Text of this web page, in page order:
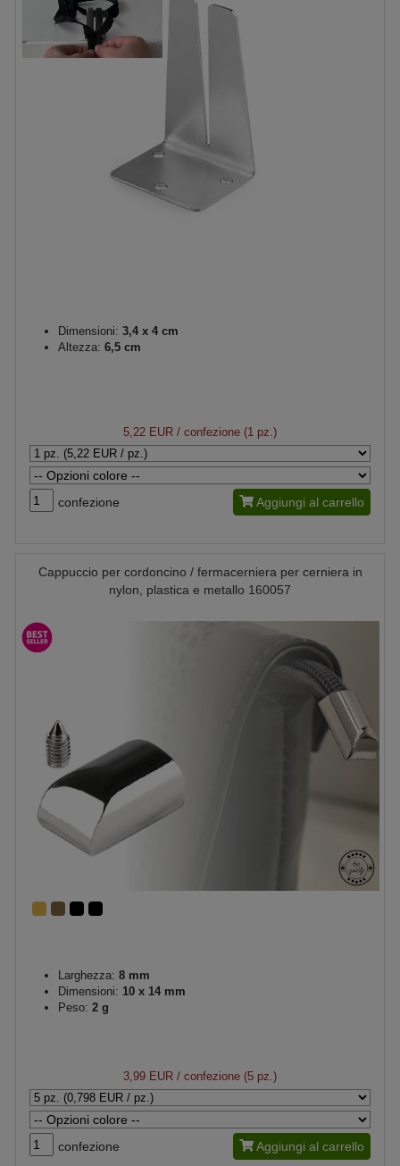
Dimensioni: 3,4 x 4 cm
Altezza: 6,5 cm
5,22 EUR / confezione (1 pz.)
confezione Aggiungi al carrello
Cappuccio per cordoncino / fermacerniera per cerniera in
nylon, plastica e metallo 160057
Larghezza: 8 mm
Dimensioni: 10 x 14 mm
Peso: 2 g
3,99 EUR / confezione (5 pz.)
confezione Aggiungi al carrello